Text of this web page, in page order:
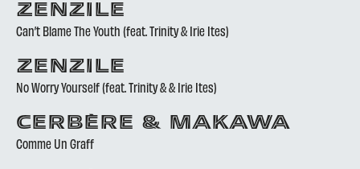
ZENZILE
Can’t Blame The Youth (feat. Trinity & Irie Ites)
ZENZILE
No Worry Yourself (feat. Trinity & & Irie Ites)
CERBÈRE & MAKAWA
Comme Un Graff